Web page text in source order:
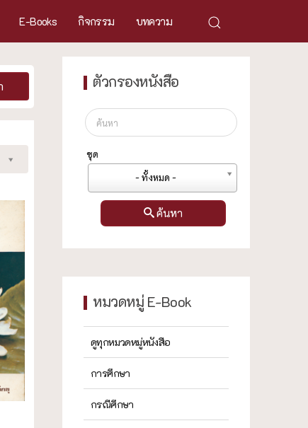
E-Books กิจกรรม บทความ
ตัวกรองหนังสือ
ชุด
- ทั้งหมด -
ค้นหา
หมวดหมู่ E-Book
ดูทุกหมวดหมู่หนังสือ
การศึกษา
กรณีศึกษา